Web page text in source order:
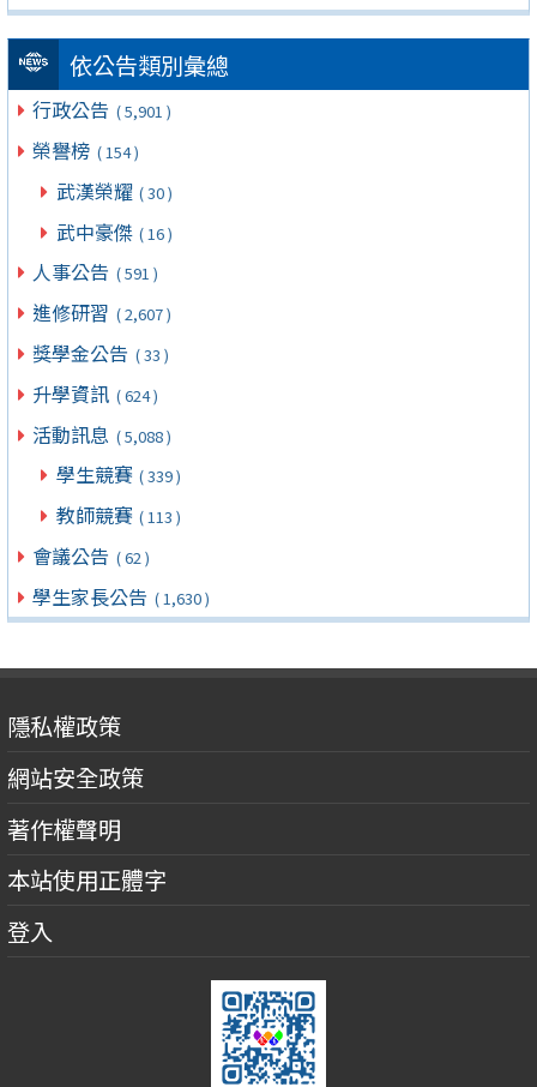
依公告類別彙總
行政公告 ( 5,901 )
榮譽榜 ( 154 )
武漢榮耀 ( 30 )
武中豪傑 ( 16 )
人事公告 ( 591 )
進修研習 ( 2,607 )
獎學金公告 ( 33 )
升學資訊 ( 624 )
活動訊息 ( 5,088 )
學生競賽 ( 339 )
教師競賽 ( 113 )
會議公告 ( 62 )
學生家長公告 ( 1,630 )
隱私權政策
網站安全政策
著作權聲明
本站使用正體字
登入